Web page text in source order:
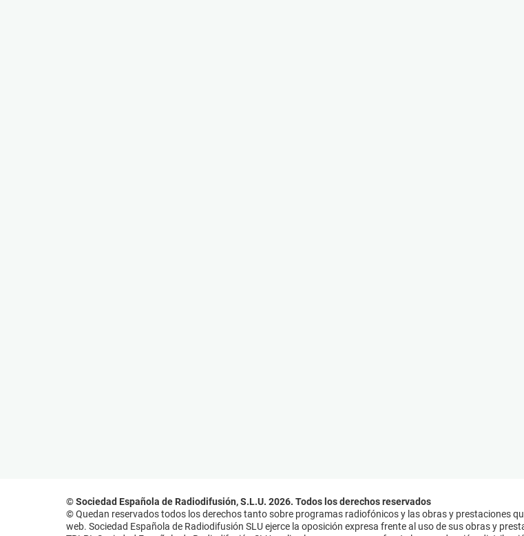
© Sociedad Española de Radiodifusión, S.L.U. 2026. Todos los derechos reservados
© Quedan reservados todos los derechos tanto sobre programas radiofónicos y las obras y prestaciones
web. Sociedad Española de Radiodifusión SLU ejerce la oposición expresa frente al uso de sus obras y